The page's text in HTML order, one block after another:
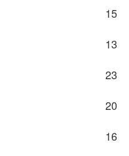
15
13
23
20
16